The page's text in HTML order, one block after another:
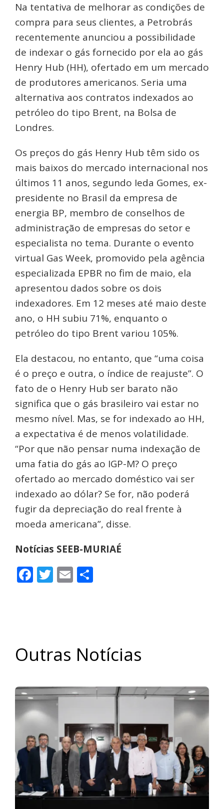
Na tentativa de melhorar as condições de
compra para seus clientes, a Petrobrás
recentemente anunciou a possibilidade
de indexar o gás fornecido por ela ao gás
Henry Hub (HH), ofertado em um mercado
de produtores americanos. Seria uma
alternativa aos contratos indexados ao
petróleo do tipo Brent, na Bolsa de
Londres.
Os preços do gás Henry Hub têm sido os
mais baixos do mercado internacional nos
últimos 11 anos, segundo Ieda Gomes, ex-
presidente no Brasil da empresa de
energia BP, membro de conselhos de
administração de empresas do setor e
especialista no tema. Durante o evento
virtual Gas Week, promovido pela agência
especializada EPBR no fim de maio, ela
apresentou dados sobre os dois
indexadores. Em 12 meses até maio deste
ano, o HH subiu 71%, enquanto o
petróleo do tipo Brent variou 105%.
Ela destacou, no entanto, que “uma coisa
é o preço e outra, o índice de reajuste”. O
fato de o Henry Hub ser barato não
significa que o gás brasileiro vai estar no
mesmo nível. Mas, se for indexado ao HH,
a expectativa é de menos volatilidade.
“Por que não pensar numa indexação de
uma fatia do gás ao IGP-M? O preço
ofertado ao mercado doméstico vai ser
indexado ao dólar? Se for, não poderá
fugir da depreciação do real frente à
moeda americana”, disse.
Notícias SEEB-MURIAÉ
Facebook
Twitter
Email
Outras Notícias